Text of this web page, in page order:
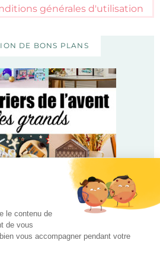
le contenu de
de vous
vous accompagner pendant votre
générales d'utilisation
DE BONS PLANS
rien que pour les adultes –